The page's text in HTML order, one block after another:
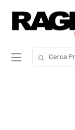
navigation
content
for: